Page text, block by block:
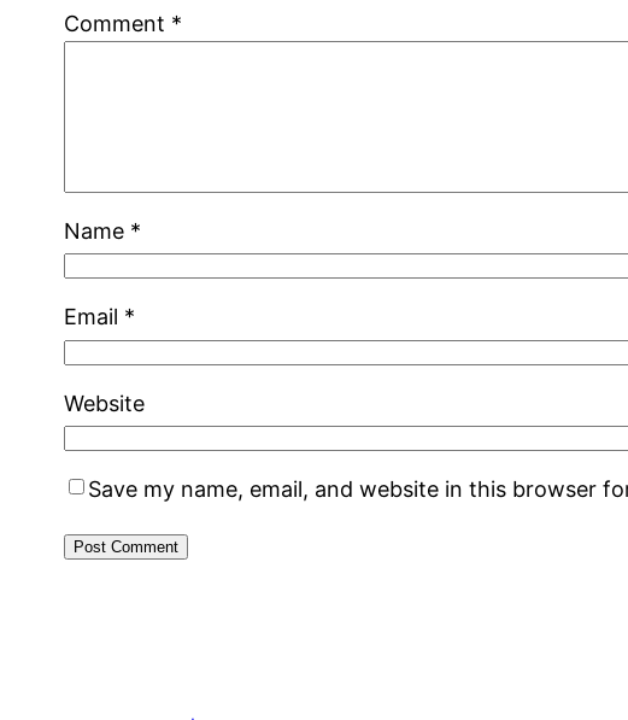
Comment *
Name *
Email *
Website
Save my name, email, and website in this browser